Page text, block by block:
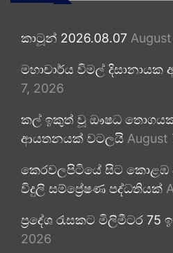
කාටූන් 2026.08.07
මහාචාර්ය විමල් දිසානායක
7, 2026
කල් ඉකුත් වූ ඖෂධ තොගයක්
ආයතනයක් වටලයි August
කෙරවලපිටියේ සිට කොළඹ
විදුලි සම්ප්‍රේෂණ පද්ධතියක්
ප්‍රදේශ රැසකට මිලිමීටර 75
2026